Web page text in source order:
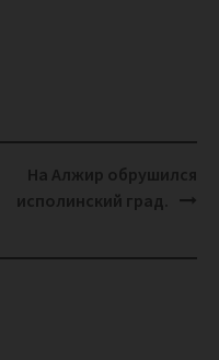
На Алжир обрушился
исполинский град.